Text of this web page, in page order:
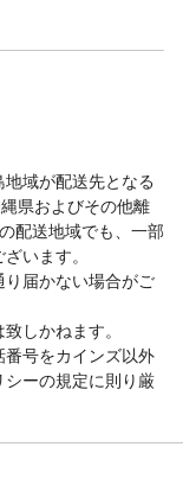
域が配送先となる
県およびその他離
配送地域でも、一部
います。
届かない場合がご
しかねます。
番号をカインズ以外
ーの規定に則り厳